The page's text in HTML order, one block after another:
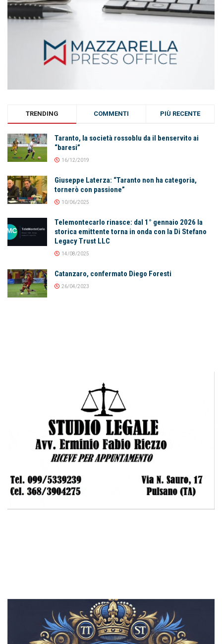
TRENDING COMMENTI PIÙ RECENTE
Taranto, la società rossoblu da il benservito ai
“baresi”
16/12/2019
Giuseppe Laterza: “Taranto non ha categoria,
tornerò con passione”
10/06/2025
Telemontecarlo rinasce: dal 1° gennaio 2026 la
storica emittente torna in onda con la Di Stefano
Legacy Trust LLC
14/08/2025
Catanzaro, confermato Diego Foresti
26/04/2023